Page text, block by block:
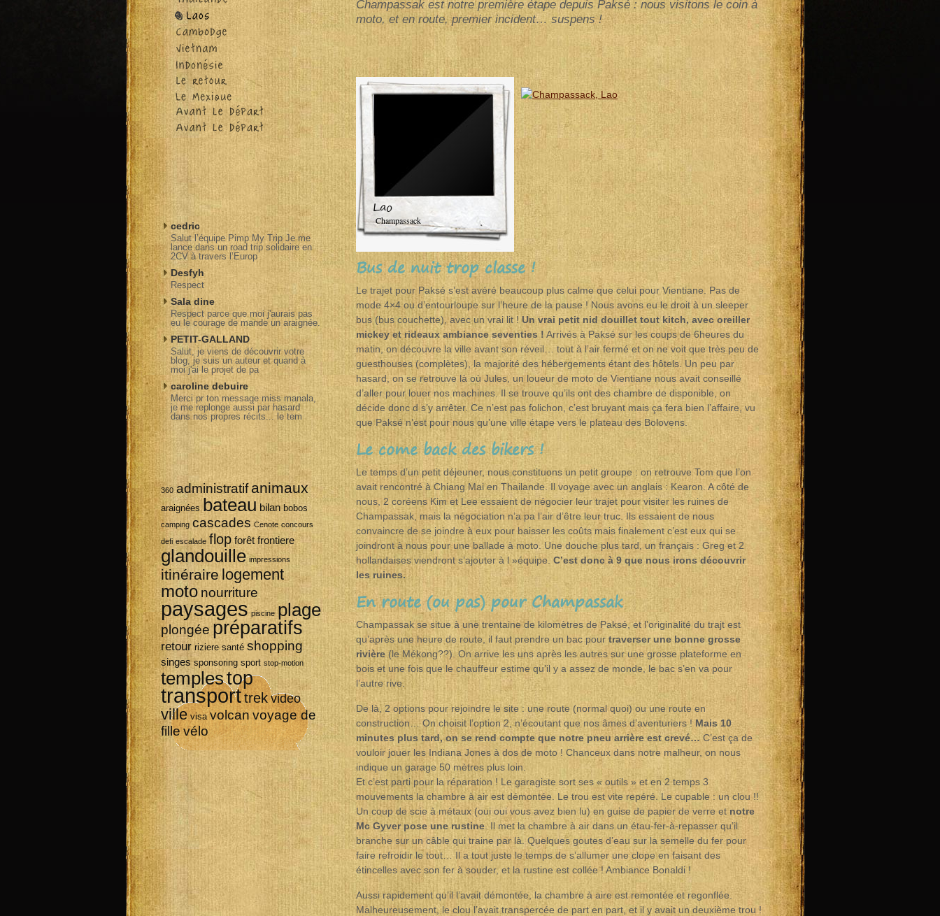
Champassak est notre première étape depuis Paksé : nous visitons le coin à
moto, et en route, premier incident… suspens !
Lao
Champassack
Bus de nuit trop classe !
Le trajet pour Paksé s’est avéré beaucoup plus calme que celui pour Vientiane. Pas de
mode 4×4 ou d’entourloupe sur l’heure de la pause ! Nous avons eu le droit à un sleeper
bus (bus couchette), avec un vrai lit ! Un vrai petit nid douillet tout kitch, avec oreiller
mickey et rideaux ambiance seventies ! Arrivés à Paksé sur les coups de 6heures du
matin, on découvre la ville avant son réveil… tout à l’air fermé et on ne voit que très peu de
guesthouses (complètes), la majorité des hébergements étant des hôtels. Un peu par
hasard, on se retrouve là où Jules, un loueur de moto de Vientiane nous avait conseillé
d’aller pour louer nos machines. Il se trouve qu’ils ont des chambre de disponible, on
décide donc d s’y arrêter. Ce n’est pas folichon, c’est bruyant mais ça fera bien l’affaire, vu
que Paksé n’est pour nous qu’une ville étape vers le plateau des Bolovens.
Le come back des bikers !
Le temps d’un petit déjeuner, nous constituons un petit groupe : on retrouve Tom que l’on
avait rencontré à Chiang Mai en Thailande. Il voyage avec un anglais : Kearon. A côté de
nous, 2 coréens Kim et Lee essaient de négocier leur trajet pour visiter les ruines de
Champassak, mais la négociation n’a pa l’air d’être leur truc. Ils essaient de nous
convaincre de se joindre à eux pour baisser les coûts mais finalement c’est eux qui se
joindront à nous pour une ballade à moto. Une douche plus tard, un français : Greg et 2
hollandaises viendront s’ajouter à l »équipe. C’est donc à 9 que nous irons découvrir
les ruines.
En route (ou pas) pour Champassak
Champassak se situe à une trentaine de kilomètres de Paksé, et l’originalité du trajt est
qu’après une heure de route, il faut prendre un bac pour traverser une bonne grosse
rivière (le Mékong??). On arrive les uns après les autres sur une grosse plateforme en
bois et une fois que le chauffeur estime qu’il y a assez de monde, le bac s’en va pour
l’autre rive.
De là, 2 options pour rejoindre le site : une route (normal quoi) ou une route en
construction… On choisit l’option 2, n’écoutant que nos âmes d’aventuriers ! Mais 10
minutes plus tard, on se rend compte que notre pneu arrière est crevé…C’est ça de
vouloir jouer les Indiana Jones à dos de moto ! Chanceux dans notre malheur, on nous
indique un garage 50 mètres plus loin.
Et c’est parti pour la réparation ! Le garagiste sort ses « outils » et en 2 temps 3
mouvements la chambre à air est démontée. Le trou est vite repéré. Le cupable : un clou !!
Un coup de scie à métaux (oui oui vous avez bien lu) en guise de papier de verre et notre
Mc Gyver pose une rustine. Il met la chambre à air dans un étau-fer-à-repasser qu’il
branche sur un câble qui traine par là. Quelques goutes d’eau sur la semelle du fer pour
faire refroidir le tout… Il a tout juste le temps de s’allumer une clope en faisant des
étincelles avec son fer à souder, et la rustine est collée ! Ambiance Bonaldi !
Aussi rapidement qu’il l’avait démontée, la chambre à aire est remontée et regonflée.
Malheureusement, le clou l’avait transpercée de part en part, et il y avait un deuxième trou !
cedric
Salut l’équipe Pimp My Trip Je me
lance dans un road trip solidaire en
2CV à travers l’Europ
Desfyh
Respect
Sala dine
Respect parce que moi j'aurais pas
eu le courage de mande un araignée.
PETIT-GALLAND
Salut, je viens de découvrir votre
blog, je suis un auteur et quand à
moi j'ai le projet de pa
caroline debuire
Merci pr ton message miss manala,
je me replonge aussi par hasard
dans nos propres récits... le tem
360 administratifanimaux
araignées bateau bilan bobos
camping cascades Cenote concours
defi escalade flop forêt frontiere
glandouille impressions
itinéraire logement
moto nourriture
paysages piscine plage
plongée préparatifs
retour riziere santé shopping
singes sponsoring sport stop-motion
templestop
transporttrek video
ville visa volcanvoyage de
fillevélo